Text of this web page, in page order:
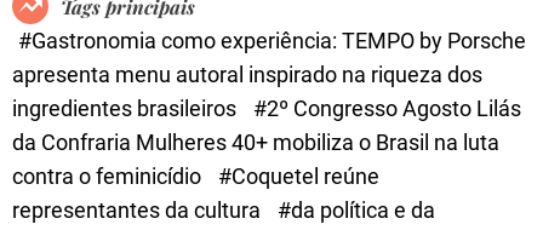
e
Tags principais
#Gastronomia como experiência: TEMPO by Porsche
apresenta menu autoral inspirado na riqueza dos
ingredientes brasileiros
#2º Congresso Agosto Lilás
da Confraria Mulheres 40+ mobiliza o Brasil na luta
contra o feminicídio
#Coquetel reúne
representantes da cultura
#da política e da